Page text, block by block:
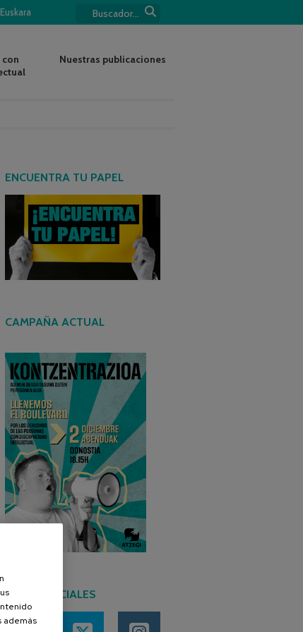
Euskara
con
Nuestras publicaciones
ENCUENTRA TU PAPEL
CAMPAÑA ACTUAL
REDES SOCIALES
además